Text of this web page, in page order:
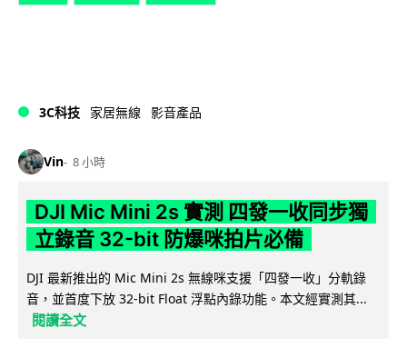
3C科技 家居無線 影音產品
Vin 8 小時
DJI Mic Mini 2s 實測 四發一收同步獨
立錄音 32-bit 防爆咪拍片必備
DJI 最新推出的 Mic Mini 2s 無線咪支援「四發一收」分軌錄
音，並首度下放 32-bit Float 浮點內錄功能。本文經實測其...
閱讀全文